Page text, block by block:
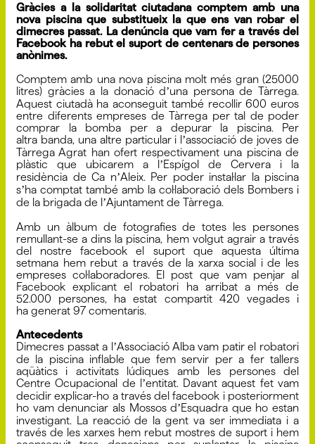
Gràcies a la solidaritat ciutadana comptem amb una
nova piscina que substitueix la que ens van robar el
dimecres passat. La denúncia que vam fer a través del
Facebook ha rebut el suport de centenars de persones
anònimes.
Comptem amb una nova piscina molt més gran (25000
litres) gràcies a la donació dʼuna persona de Tàrrega.
Aquest ciutadà ha aconseguit també recollir 600 euros
entre diferents empreses de Tàrrega per tal de poder
comprar la bomba per a depurar la piscina. Per
altra banda, una altre particular i lʼassociació de joves de
Tàrrega Agrat han ofert respectivament una piscina de
plàstic que ubicarem a lʼEspígol de Cervera i la
residència de Ca nʼAleix. Per poder instal·lar la piscina
sʼha comptat també amb la col·laboració dels Bombers i
de la brigada de lʼAjuntament de Tàrrega.
Amb un àlbum de fotografies de totes les persones
remullant-se a dins la piscina, hem volgut agrair a través
del nostre facebook el suport que aquesta última
setmana hem rebut a través de la xarxa social i de les
empreses col·laboradores. El post que vam penjar al
Facebook explicant el robatori ha arribat a més de
52.000 persones, ha estat compartit 420 vegades i
ha generat 97 comentaris.
Antecedents
Dimecres passat a lʼAssociació Alba vam patir el robatori
de la piscina inflable que fem servir per a fer tallers
aqüàtics i activitats lúdiques amb les persones del
Centre Ocupacional de lʼentitat. Davant aquest fet vam
decidir explicar-ho a través del facebook i posteriorment
ho vam denunciar als Mossos dʼEsquadra que ho estan
investigant. La reacció de la gent va ser immediata i a
través de les xarxes hem rebut mostres de suport i hem